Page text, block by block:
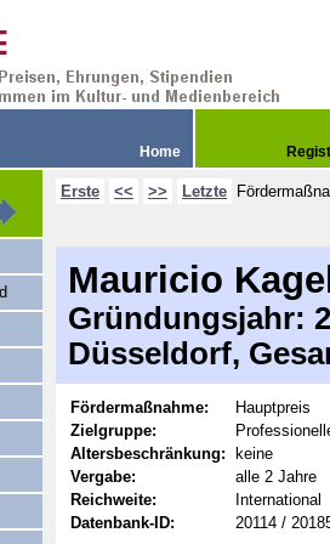
Home
Erste << >> Letzte
Mauricio
Gründungsjahr:
Düsseldorf,
Fördermaßnahme:
Hauptpreis
Zielgruppe:
Altersbeschränkung:
keine
Vergabe:
alle 2 Jahre
Reichweite:
International
Datenbank-ID:
20114 /